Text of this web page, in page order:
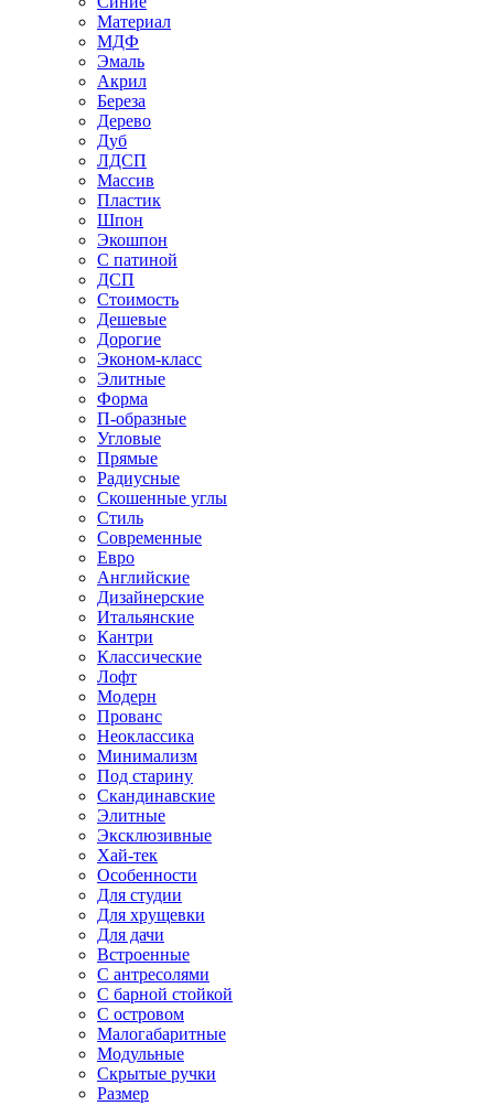
Материал
МДФ
Эмаль
Акрил
Береза
Дерево
Дуб
ЛДСП
Массив
Пластик
Шпон
Экошпон
С патиной
ДСП
Стоимость
Дешевые
Дорогие
Эконом-класс
Элитные
Форма
П-образные
Угловые
Прямые
Радиусные
Скошенные углы
Стиль
Современные
Евро
Английские
Дизайнерские
Итальянские
Кантри
Классические
Лофт
Модерн
Прованс
Неоклассика
Минимализм
Под старину
Скандинавские
Элитные
Эксклюзивные
Хай-тек
Особенности
Для студии
Для хрущевки
Для дачи
Встроенные
С антресолями
С барной стойкой
С островом
Малогабаритные
Модульные
Скрытые ручки
Размер